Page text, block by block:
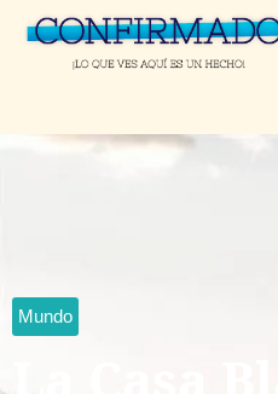
Mundo
La Casa